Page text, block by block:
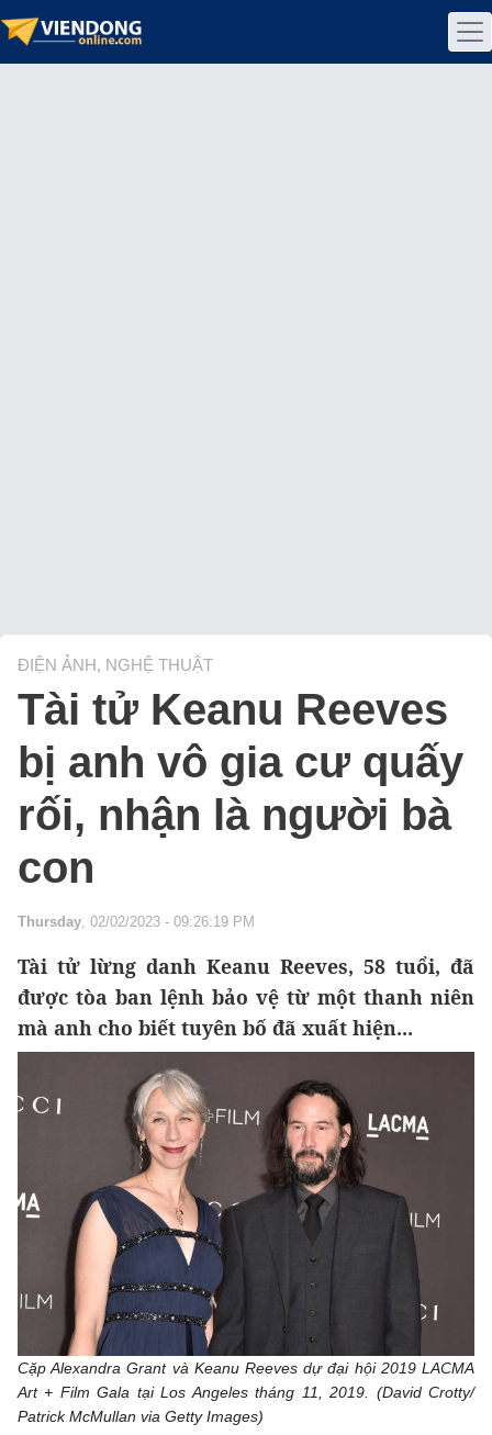
ĐIỆN ẢNH, NGHỆ THUẬT
Tài tử Keanu Reeves
bị anh vô gia cư quấy
rối, nhận là người bà
con
Thursday, 02/02/2023 - 09:26:19 PM
Tài tử lừng danh Keanu Reeves, 58 tuổi, đã
được tòa ban lệnh bảo vệ từ một thanh niên
mà anh cho biết tuyên bố đã xuất hiện...
Cặp Alexandra Grant và Keanu Reeves dự đại hội 2019 LACMA
Art + Film Gala tại Los Angeles tháng 11, 2019. (David Crotty/
Patrick McMullan via Getty Images)